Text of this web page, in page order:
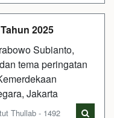
2025
Subianto,
tema peringatan
Jakarta
Thullab - 1492